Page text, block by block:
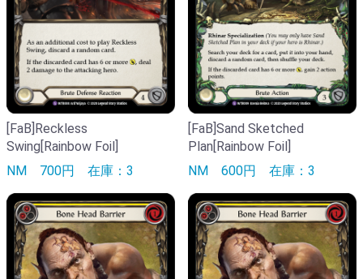
[FaB]Reckless
Swing[Rainbow Foil]
NM 700円 在庫：3
[FaB]Sand Sketched
Plan[Rainbow Foil]
NM 600円 在庫：3